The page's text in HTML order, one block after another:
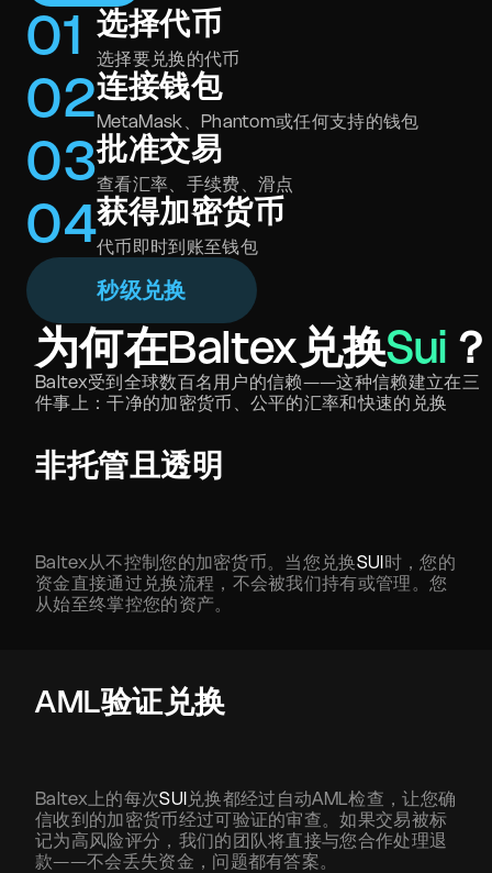
01 选择代币
选择要兑换的代币
02连接钱包
MetaMask、Phantom或任何支持的钱包
03批准交易
查看汇率、手续费、滑点
04获得加密货币
代币即时到账至钱包
秒级兑换
为何在Baltex兑换Sui ？
Baltex受到全球数百名用户的信赖——这种信赖建立在三
件事上：干净的加密货币、公平的汇率和快速的兑换
非托管且透明
Baltex从不控制您的加密货币。当您兑换SUI时，您的
资金直接通过兑换流程，不会被我们持有或管理。您
从始至终掌控您的资产。
AML验证兑换
Baltex上的每次SUI 兑换都经过自动AML检查，让您确
信收到的加密货币经过可验证的审查。如果交易被标
记为高风险评分，我们的团队将直接与您合作处理退
款——不会丢失资金，问题都有答案。